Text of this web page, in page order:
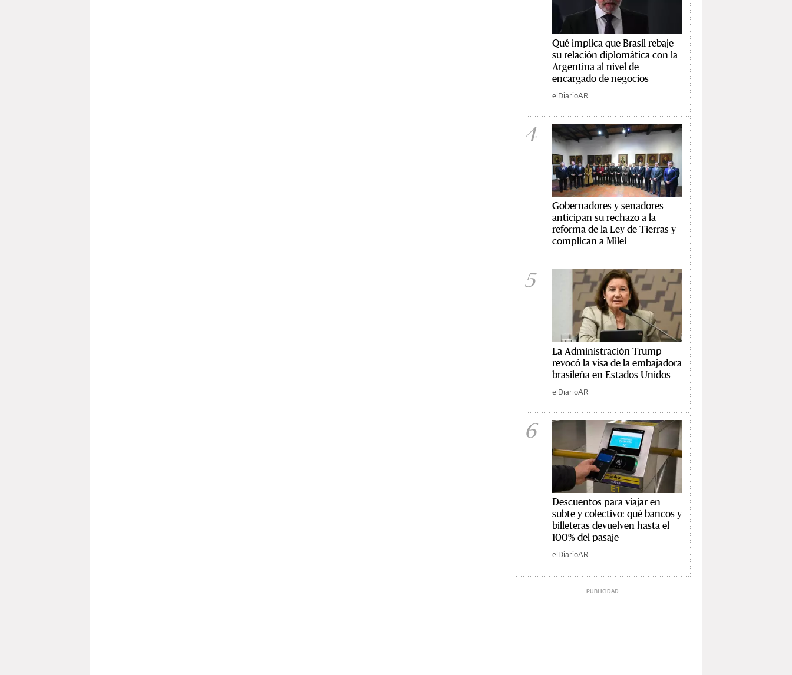
Qué implica que Brasil rebaje
su relación diplomática con la
Argentina al nivel de
encargado de negocios
elDiarioAR
4
Gobernadores y senadores
anticipan su rechazo a la
reforma de la Ley de Tierras y
complican a Milei
5
La Administración Trump
revocó la visa de la embajadora
brasileña en Estados Unidos
elDiarioAR
6
Descuentos para viajar en
subte y colectivo: qué bancos y
billeteras devuelven hasta el
100% del pasaje
elDiarioAR